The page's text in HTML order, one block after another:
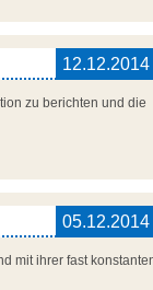
12.12.2014
zu berichten und die
05.12.2014
mit ihrer fast